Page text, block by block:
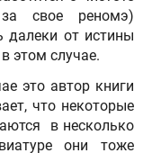
свое реномэ)
далеки от истины
этом случае.
это автор книги
что некоторые
в несколько
они тоже